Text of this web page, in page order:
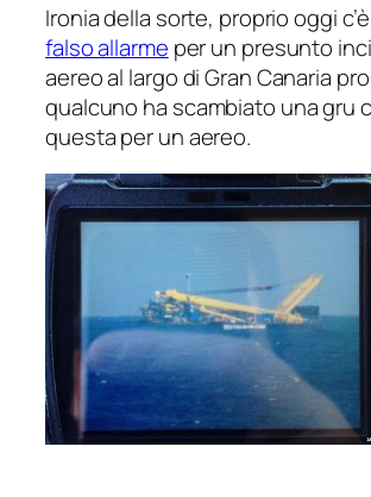
Ironia della sorte, proprio oggi
falso allarme per un presunto
aereo al largo di Gran Canaria
qualcuno ha scambiato una gru
questa per un aereo.